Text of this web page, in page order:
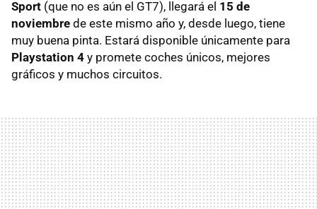
Sport (que no es aún el GT7), llegará el 15 de
noviembre de este mismo año y, desde luego, tiene
muy buena pinta. Estará disponible únicamente para
Playstation 4 y promete coches únicos, mejores
gráficos y muchos circuitos.